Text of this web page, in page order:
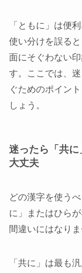
「ともに」は便
使い分けを誤る
面にそぐわない
す。ここでは、
ぐためのポイン
しょう。
迷ったら「共
大丈夫
どの漢字を使う
に」またはひら
間違いにはなりま
「共に」は最も